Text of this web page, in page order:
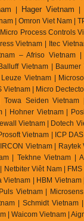
Hager Vietnam
| Omron Viet Nam |
Process Controls
Vietnam | Itec
– Afriso Vietnam
Vietnam | Baumer
Vietnam |
Vietnam | Micro
Towa Seiden
| Hohner Vietnam |
Vietnam | Dotech
Vietnam | ICP
Vietnam | Raytek
| Tekhne Vietnam |
Netbiter Viêt Nam |
Vietnam | HBM
Vietnam |
| Schmidt Vietnam
| Waicom Vietnam |